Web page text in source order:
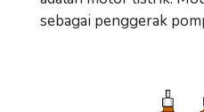
sebagai penggerak